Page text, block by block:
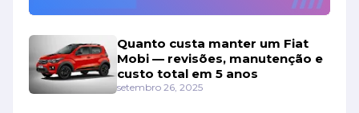
Quanto custa manter um Fiat
Mobi — revisões, manutenção e
custo total em 5 anos
setembro 26, 2025